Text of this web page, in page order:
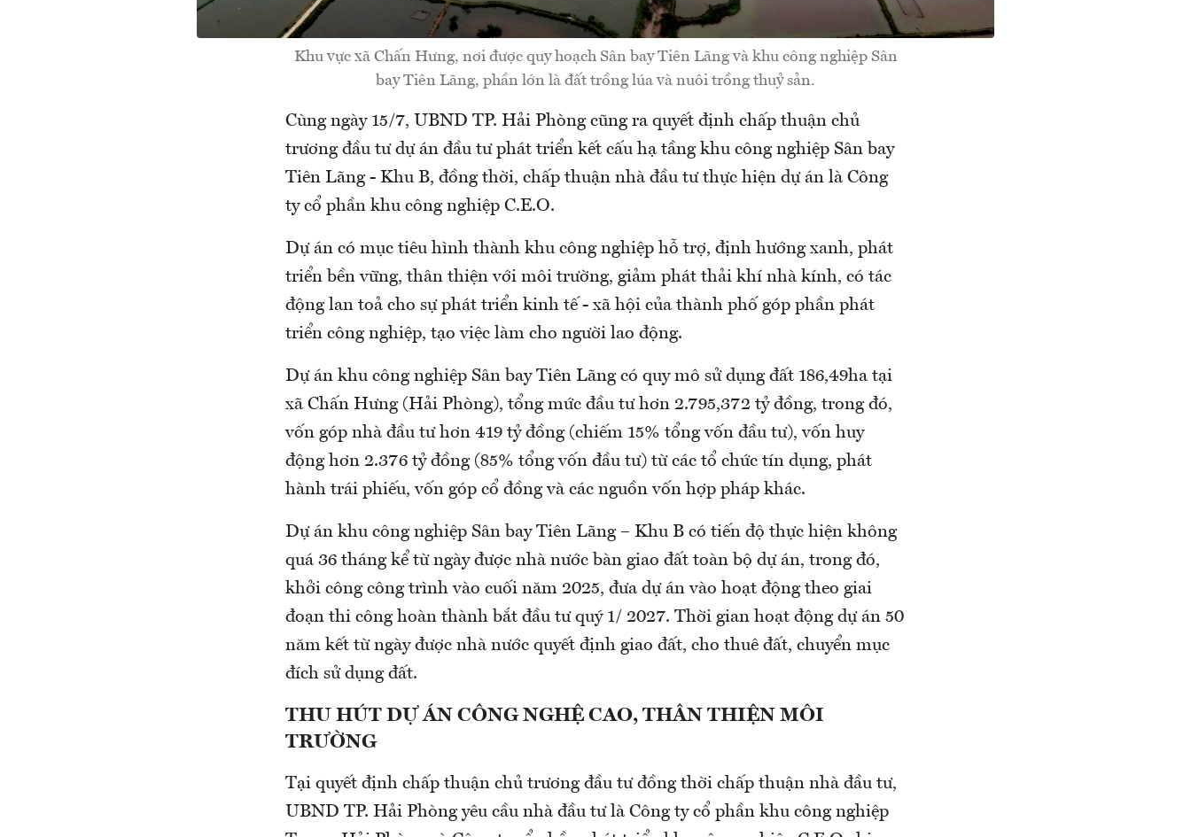
Khu vực xã Chấn Hưng, nơi được quy hoạch Sân bay Tiên Lãng và khu công nghiệp Sân
bay Tiên Lãng, phần lớn là đất trồng lúa và nuôi trồng thuỷ sản.
Cùng ngày 15/7, UBND TP. Hải Phòng cũng ra quyết định chấp thuận chủ
trương đầu tư dự án đầu tư phát triển kết cấu hạ tầng khu công nghiệp Sân bay
Tiên Lãng - Khu B, đồng thời, chấp thuận nhà đầu tư thực hiện dự án là Công
ty cổ phần khu công nghiệp C.E.O.
Dự án có mục tiêu hình thành khu công nghiệp hỗ trợ, định hướng xanh, phát
triển bền vững, thân thiện với môi trường, giảm phát thải khí nhà kính, có tác
động lan toả cho sự phát triển kinh tế - xã hội của thành phố góp phần phát
triển công nghiệp, tạo việc làm cho người lao động.
Dự án khu công nghiệp Sân bay Tiên Lãng có quy mô sử dụng đất 186,49ha tại
xã Chấn Hưng (Hải Phòng), tổng mức đầu tư hơn 2.795,372 tỷ đồng, trong đó,
vốn góp nhà đầu tư hơn 419 tỷ đồng (chiếm 15% tổng vốn đầu tư), vốn huy
động hơn 2.376 tỷ đồng (85% tổng vốn đầu tư) từ các tổ chức tín dụng, phát
hành trái phiếu, vốn góp cổ đồng và các nguồn vốn hợp pháp khác.
Dự án khu công nghiệp Sân bay Tiên Lãng – Khu B có tiến độ thực hiện không
quá 36 tháng kể từ ngày được nhà nước bàn giao đất toàn bộ dự án, trong đó,
khởi công công trình vào cuối năm 2025, đưa dự án vào hoạt động theo giai
đoạn thi công hoàn thành bắt đầu tư quý 1/ 2027. Thời gian hoạt động dự án 50
năm kết từ ngày được nhà nước quyết định giao đất, cho thuê đất, chuyển mục
đích sử dụng đất.
THU HÚT DỰ ÁN CÔNG NGHỆ CAO, THÂN THIỆN MÔI
TRƯỜNG
Tại quyết định chấp thuận chủ trương đầu tư đồng thời chấp thuận nhà đầu tư,
UBND TP. Hải Phòng yêu cầu nhà đầu tư là Công ty cổ phần khu công nghiệp